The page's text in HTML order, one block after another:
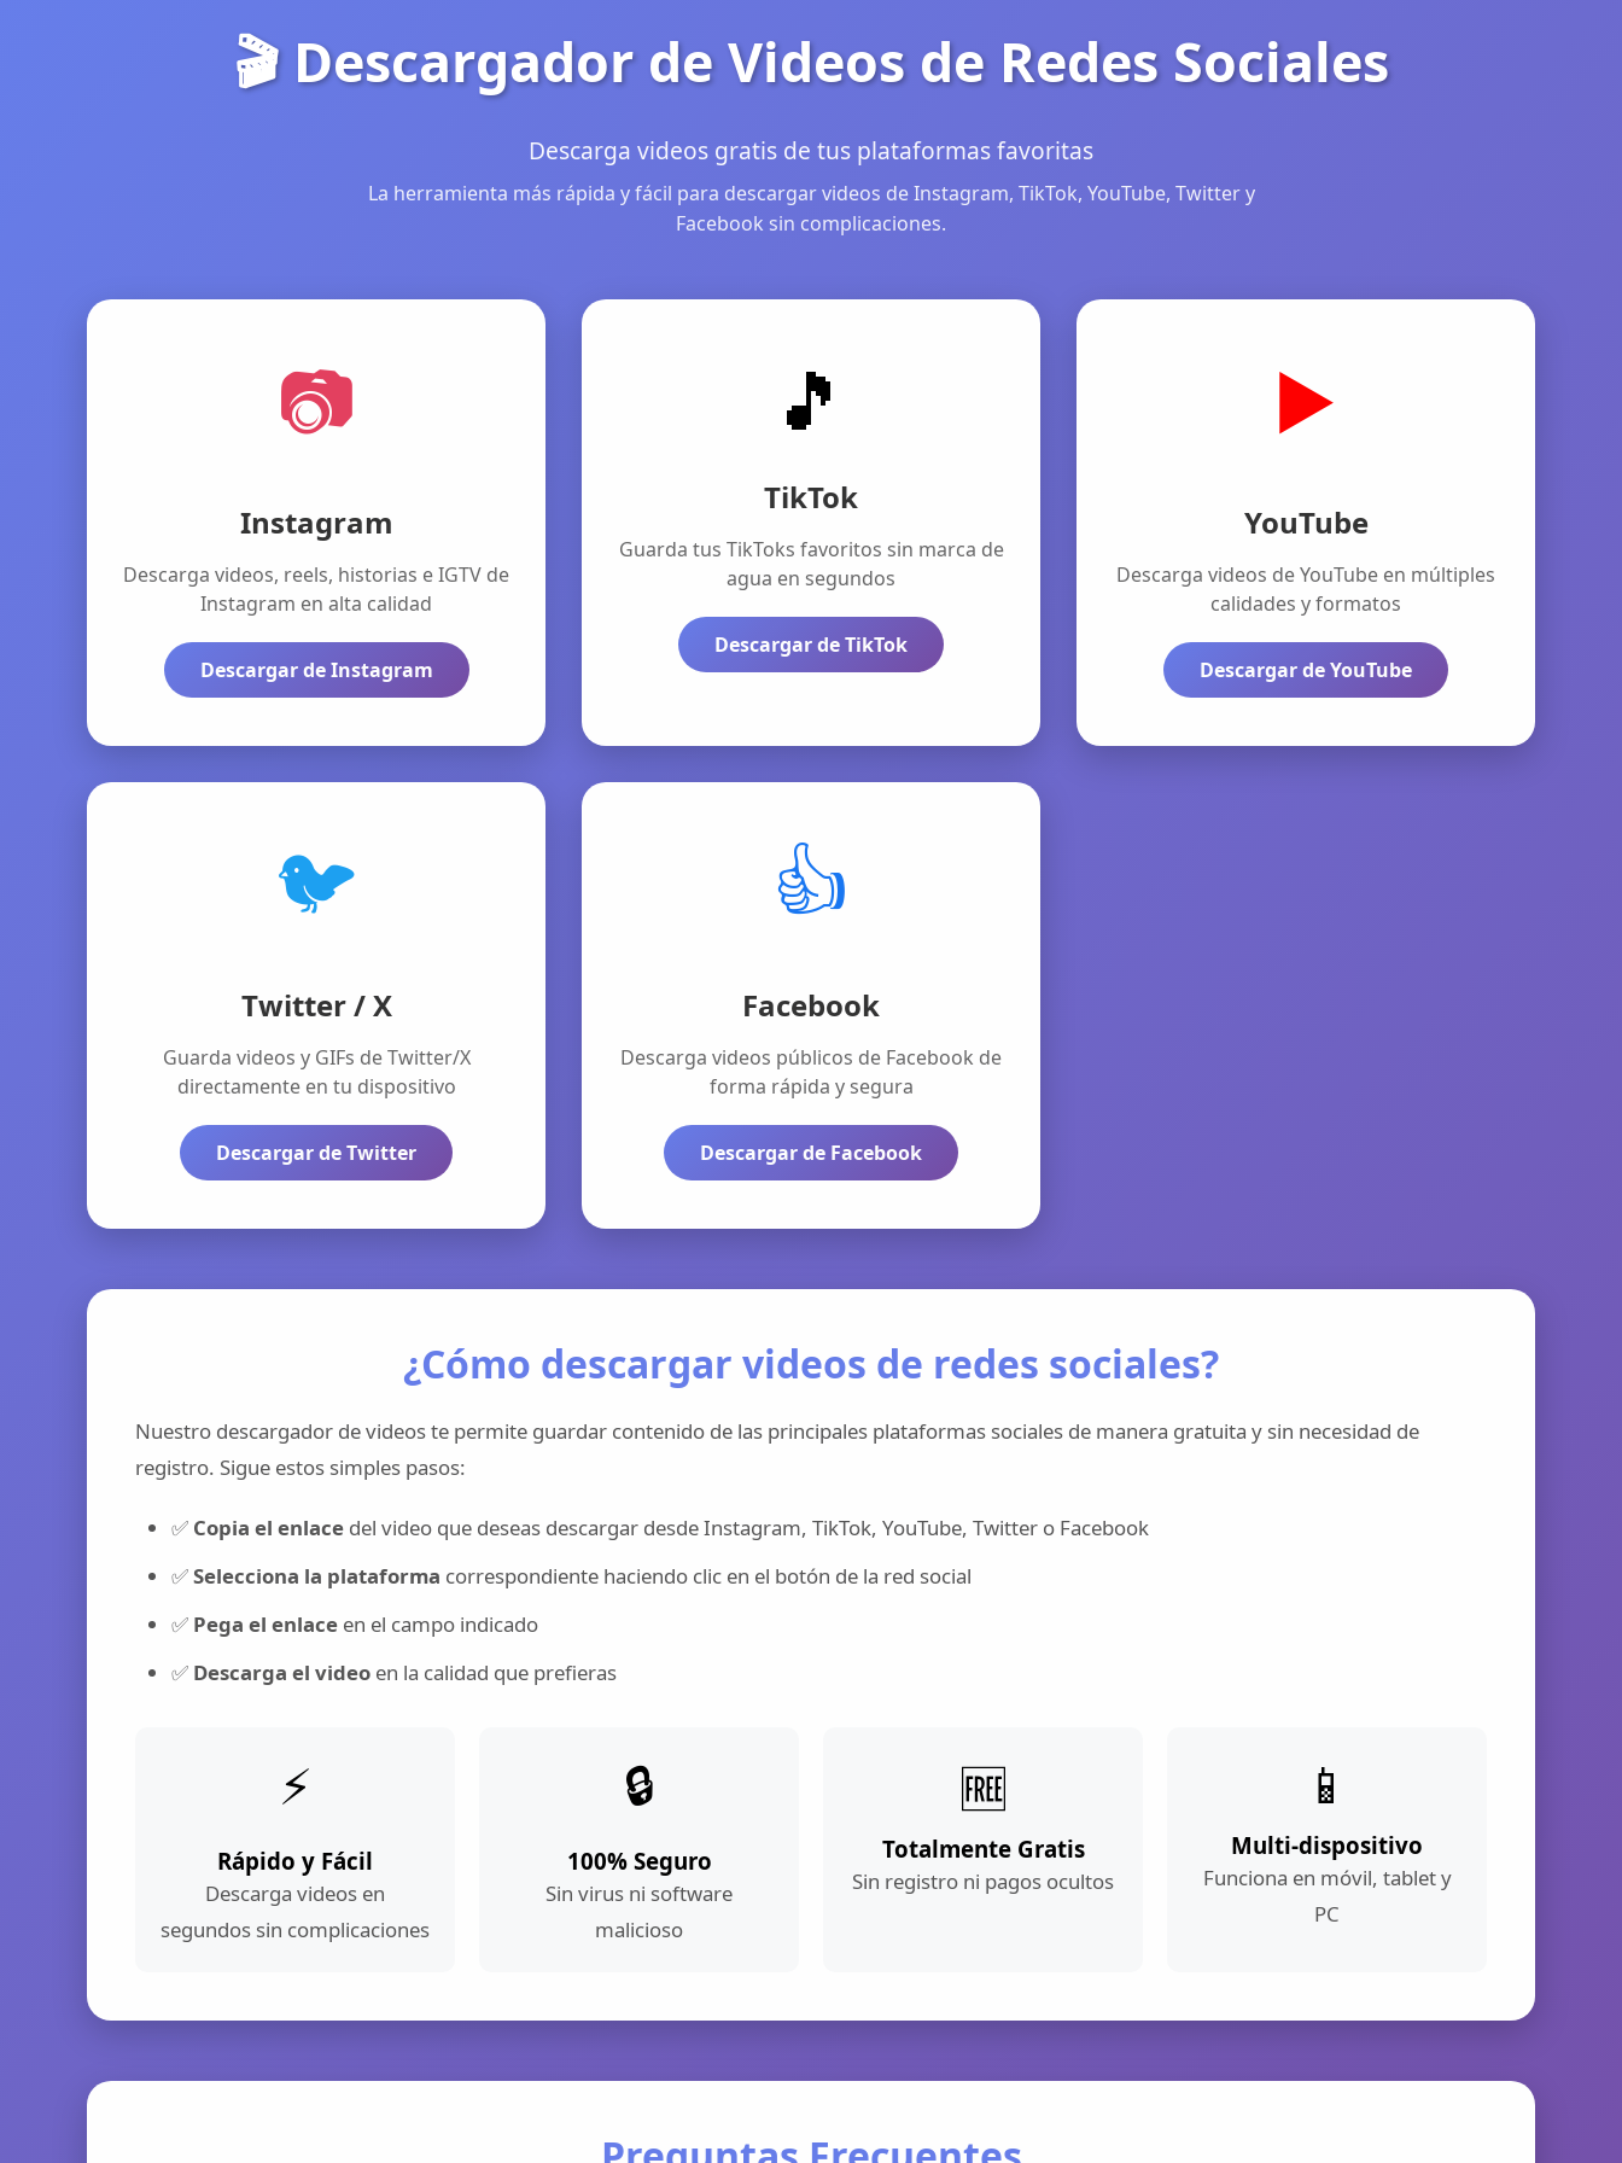
🎬 Descargador de Videos de Redes Sociales
Descarga videos gratis de tus plataformas favoritas
La herramienta más rápida y fácil para descargar videos de Instagram, TikTok, YouTube, Twitter y
Facebook sin complicaciones.
📷
Instagram
Descarga videos, reels, historias e IGTV de
Instagram en alta calidad
Descargar de Instagram
🎵
TikTok
Guarda tus TikToks favoritos sin marca de
agua en segundos
Descargar de TikTok
▶️
YouTube
Descarga videos de YouTube en múltiples
calidades y formatos
Descargar de YouTube
🐦
Twitter / X
Guarda videos y GIFs de Twitter/X
directamente en tu dispositivo
Descargar de Twitter
👍
Facebook
Descarga videos públicos de Facebook de
forma rápida y segura
Descargar de Facebook
¿Cómo descargar videos de redes sociales?
Nuestro descargador de videos te permite guardar contenido de las principales plataformas sociales de manera gratuita y sin necesidad de
registro. Sigue estos simples pasos:
✅ Copia el enlace del video que deseas descargar desde Instagram, TikTok, YouTube, Twitter o Facebook
✅Selecciona la plataforma correspondiente haciendo clic en el botón de la red social
✅ Pega el enlace en el campo indicado
✅ Descarga el video en la calidad que prefieras
⚡
Rápido y Fácil
Descarga videos en
segundos sin complicaciones
🔒
100% Seguro
Sin virus ni software
malicioso
🆓
Totalmente Gratis
Sin registro ni pagos ocultos
📱
Multi-dispositivo
Funciona en móvil, tablet y
PC